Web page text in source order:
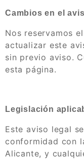
Cambios en el
Nos reservamos
actualizar este
sin previo aviso.
esta página.
Legislación
Este aviso legal
conformidad con
Alicante, y